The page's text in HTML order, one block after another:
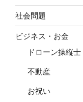
社会問題
ビジネス・お金
ドローン操縦士
不動産
お祝い